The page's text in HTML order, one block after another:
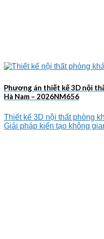
Phương án thiết kế 3D nội
Hà Nam – 2026NM656
Thiết kế 3D nội thất phòng
Giải pháp kiến tạo không